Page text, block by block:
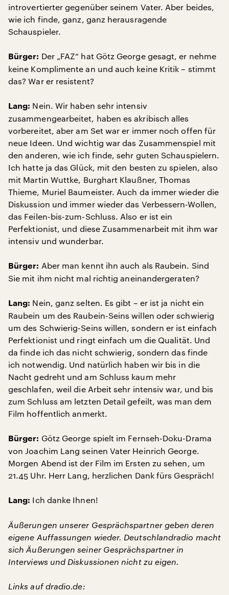
introvertierter gegenüber seinem Vater. Aber beides,
wie ich finde, ganz, ganz herausragende
Schauspieler.
Bürger: Der „FAZ“ hat Götz George gesagt, er nehme
keine Komplimente an und auch keine Kritik – stimmt
das? War er resistent?
Lang: Nein. Wir haben sehr intensiv
zusammengearbeitet, haben es akribisch alles
vorbereitet, aber am Set war er immer noch offen für
neue Ideen. Und wichtig war das Zusammenspiel mit
den anderen, wie ich finde, sehr guten Schauspielern.
Ich hatte ja das Glück, mit den besten zu spielen, also
mit Martin Wuttke, Burghart Klaußner, Thomas
Thieme, Muriel Baumeister. Auch da immer wieder die
Diskussion und immer wieder das Verbessern-Wollen,
das Feilen-bis-zum-Schluss. Also er ist ein
Perfektionist, und diese Zusammenarbeit mit ihm war
intensiv und wunderbar.
Bürger: Aber man kennt ihn auch als Raubein. Sind
Sie mit ihm nicht mal richtig aneinandergeraten?
Lang: Nein, ganz selten. Es gibt – er ist ja nicht ein
Raubein um des Raubein-Seins willen oder schwierig
um des Schwierig-Seins willen, sondern er ist einfach
Perfektionist und ringt einfach um die Qualität. Und
da finde ich das nicht schwierig, sondern das finde
ich notwendig. Und natürlich haben wir bis in die
Nacht gedreht und am Schluss kaum mehr
geschlafen, weil die Arbeit sehr intensiv war, und bis
zum Schluss am letzten Detail gefeilt, was man dem
Film hoffentlich anmerkt.
Bürger: Götz George spielt im Fernseh-Doku-Drama
von Joachim Lang seinen Vater Heinrich George.
Morgen Abend ist der Film im Ersten zu sehen, um
21.45 Uhr. Herr Lang, herzlichen Dank fürs Gespräch!
Lang: Ich danke Ihnen!
Äußerungen unserer Gesprächspartner geben deren
eigene Auffassungen wieder. Deutschlandradio macht
sich Äußerungen seiner Gesprächspartner in
Interviews und Diskussionen nicht zu eigen.
Links auf dradio.de: